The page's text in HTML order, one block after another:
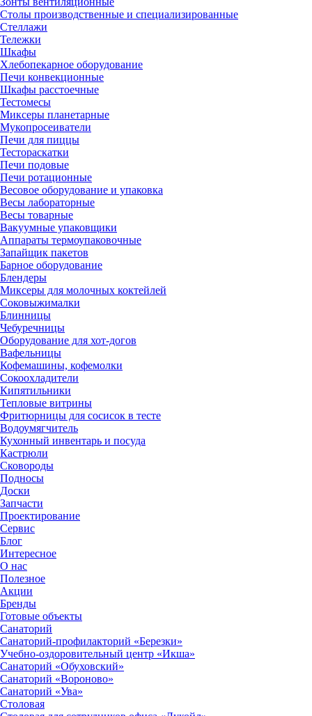
Столы производственные и специализированные
Стеллажи
Тележки
Шкафы
Хлебопекарное оборудование
Печи конвекционные
Шкафы расстоечные
Тестомесы
Миксеры планетарные
Мукопросеиватели
Печи для пиццы
Тестораскатки
Печи подовые
Печи ротационные
Весовое оборудование и упаковка
Весы лабораторные
Весы товарные
Вакуумные упаковщики
Аппараты термоупаковочные
Запайщик пакетов
Барное оборудование
Блендеры
Миксеры для молочных коктейлей
Соковыжималки
Блинницы
Чебуречницы
Оборудование для хот-догов
Вафельницы
Кофемашины, кофемолки
Сокоохладители
Кипятильники
Тепловые витрины
Фритюрницы для сосисок в тесте
Водоумягчитель
Кухонный инвентарь и посуда
Кастрюли
Сковороды
Подносы
Доски
Запчасти
Проектирование
Сервис
Блог
Интересное
О нас
Полезное
Акции
Бренды
Готовые объекты
Санаторий
Санаторий-профилакторий «Березки»
Учебно-оздоровительный центр «Икша»
Санаторий «Обуховский»
Санаторий «Вороново»
Санаторий «Ува»
Столовая